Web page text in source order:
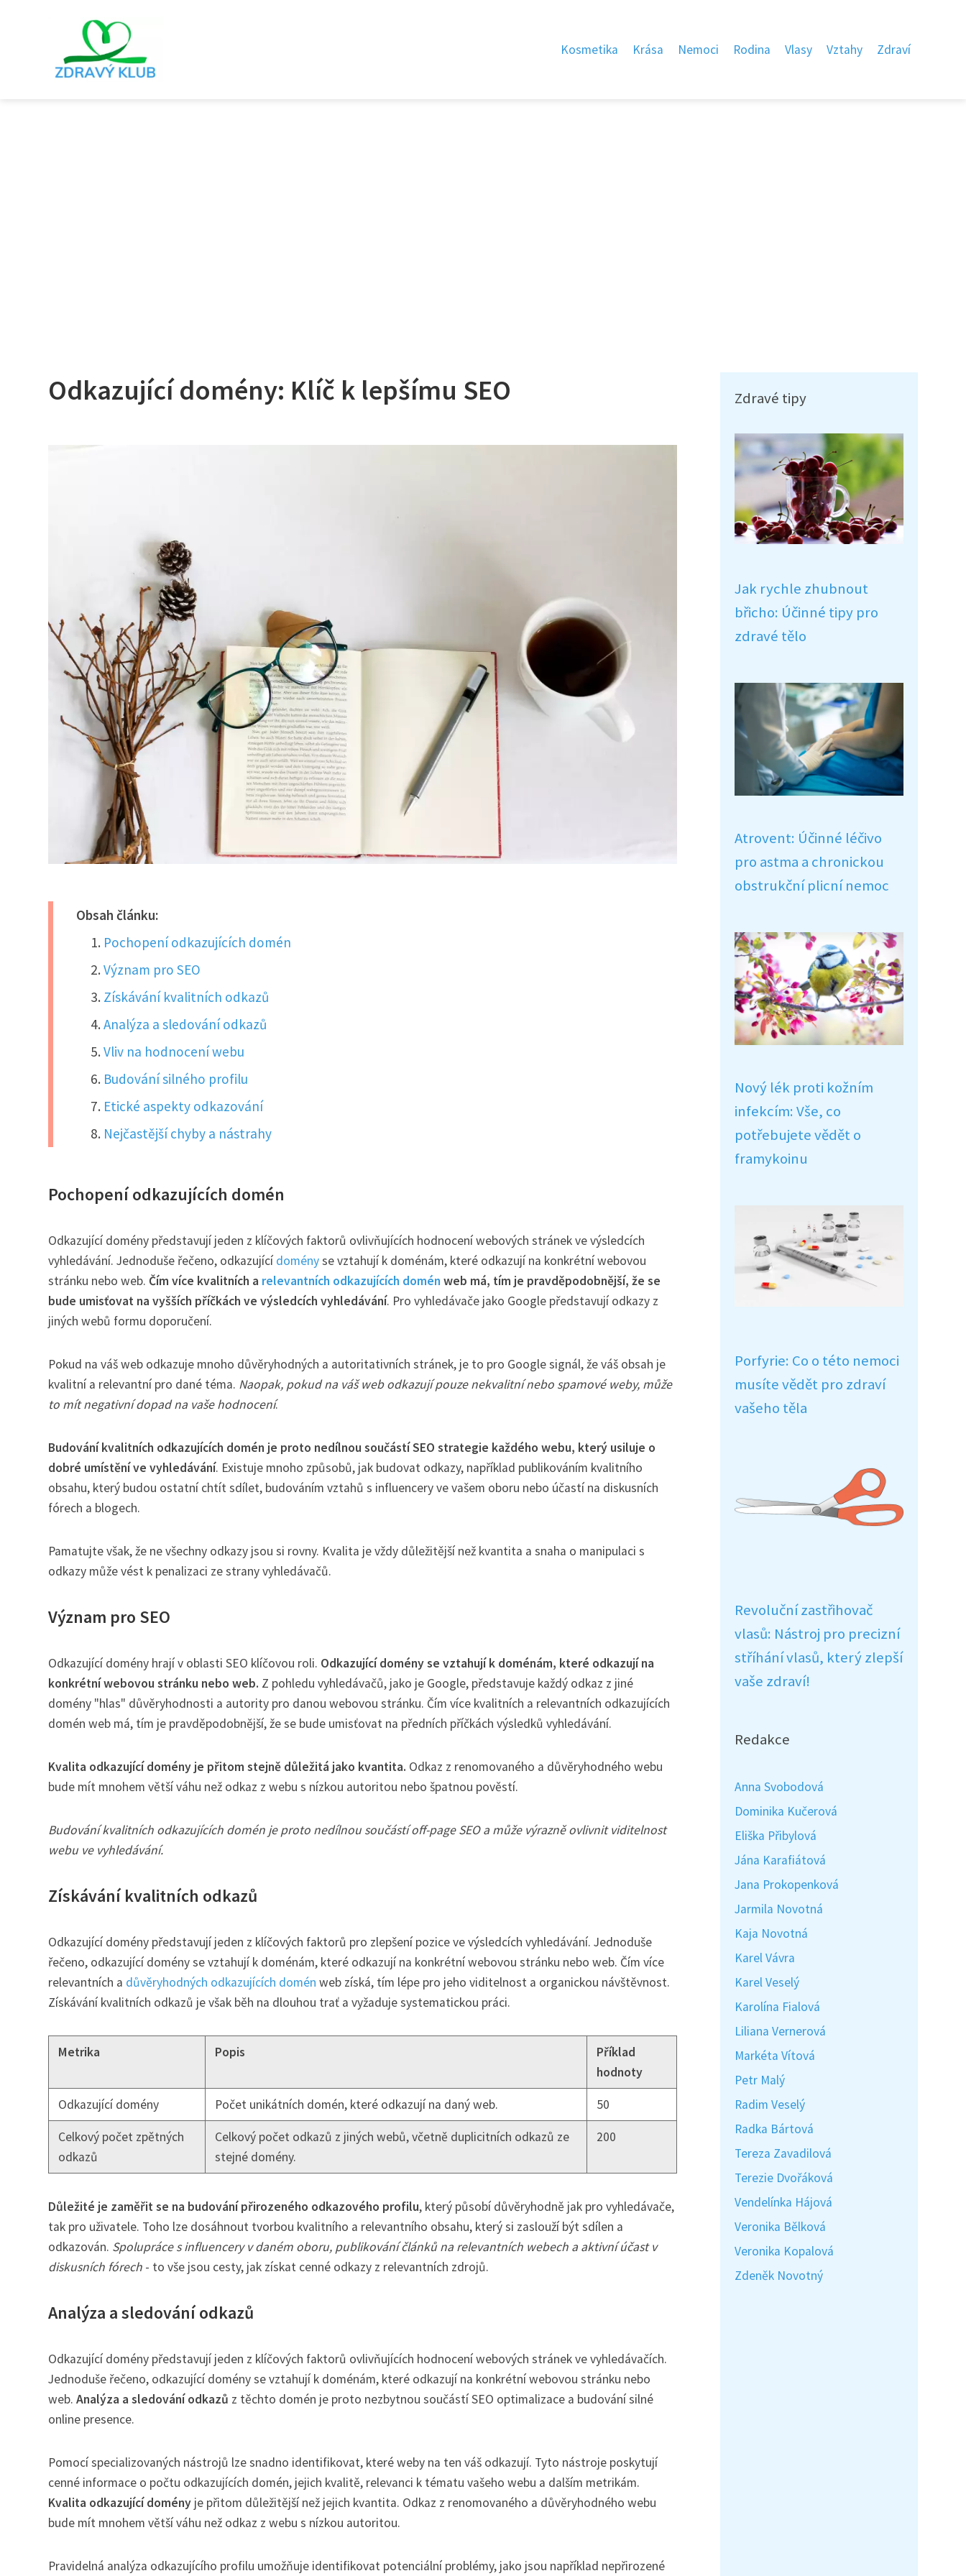
Kosmetika Krása Nemoci Rodina Vlasy Vztahy Zdraví
Odkazující domény: Klíč k lepšímu SEO
Obsah článku:
Pochopení odkazujících domén
Význam pro SEO
Získávání kvalitních odkazů
Analýza a sledování odkazů
Vliv na hodnocení webu
Budování silného profilu
Etické aspekty odkazování
Nejčastější chyby a nástrahy
Pochopení odkazujících domén
Odkazující domény představují jeden z klíčových faktorů ovlivňujících hodnocení webových stránek ve výsledcích
vyhledávání. Jednoduše řečeno, odkazující doményse vztahují k doménám, které odkazují na konkrétní webovou
stránku nebo web. Čím více kvalitních a relevantních odkazujících domén web má, tím je pravděpodobnější, že se
bude umisťovat na vyšších příčkách ve výsledcích vyhledávání. Pro vyhledávače jako Google představují odkazy z
jiných webů formu doporučení.
Pokud na váš web odkazuje mnoho důvěryhodných a autoritativních stránek, je to pro Google signál, že váš obsah je
kvalitní a relevantní pro dané téma. Naopak, pokud na váš web odkazují pouze nekvalitní nebo spamové weby, může
to mít negativní dopad na vaše hodnocení.
Budování kvalitních odkazujících domén je proto nedílnou součástí SEO strategie každého webu, který usiluje o
dobré umístění ve vyhledávání. Existuje mnoho způsobů, jak budovat odkazy, například publikováním kvalitního
obsahu, který budou ostatní chtít sdílet, budováním vztahů s influencery ve vašem oboru nebo účastí na diskusních
fórech a blogech.
Pamatujte však, že ne všechny odkazy jsou si rovny. Kvalita je vždy důležitější než kvantita a snaha o manipulaci s
odkazy může vést k penalizaci ze strany vyhledávačů.
Význam pro SEO
Odkazující domény hrají v oblasti SEO klíčovou roli. Odkazující domény se vztahují k doménám, které odkazují na
konkrétní webovou stránku nebo web. Z pohledu vyhledávačů, jako je Google, představuje každý odkaz z jiné
domény "hlas" důvěryhodnosti a autority pro danou webovou stránku. Čím více kvalitních a relevantních odkazujících
domén web má, tím je pravděpodobnější, že se bude umisťovat na předních příčkách výsledků vyhledávání.
Kvalita odkazující domény je přitom stejně důležitá jako kvantita. Odkaz z renomovaného a důvěryhodného webu
bude mít mnohem větší váhu než odkaz z webu s nízkou autoritou nebo špatnou pověstí.
Budování kvalitních odkazujících domén je proto nedílnou součástí off-page SEO a může výrazně ovlivnit viditelnost
webu ve vyhledávání.
Získávání kvalitních odkazů
Odkazující domény představují jeden z klíčových faktorů pro zlepšení pozice ve výsledcích vyhledávání. Jednoduše
řečeno, odkazující domény se vztahují k doménám, které odkazují na konkrétní webovou stránku nebo web. Čím více
relevantních a důvěryhodných odkazujících domén web získá, tím lépe pro jeho viditelnost a organickou návštěvnost.
Získávání kvalitních odkazů je však běh na dlouhou trať a vyžaduje systematickou práci.
Metrika Popis
Příklad
hodnoty
Odkazující domény Počet unikátních domén, které odkazují na daný web. 50
Celkový počet zpětných
odkazů
Celkový počet odkazů z jiných webů, včetně duplicitních odkazů ze
stejné domény.
200
Důležité je zaměřit se na budování přirozeného odkazového profilu, který působí důvěryhodně jak pro vyhledávače,
tak pro uživatele. Toho lze dosáhnout tvorbou kvalitního a relevantního obsahu, který si zaslouží být sdílen a
odkazován. Spolupráce s influencery v daném oboru, publikování článků na relevantních webech a aktivní účast v
diskusních fórech - to vše jsou cesty, jak získat cenné odkazy z relevantních zdrojů.
Analýza a sledování odkazů
Odkazující domény představují jeden z klíčových faktorů ovlivňujících hodnocení webových stránek ve vyhledávačích.
Jednoduše řečeno, odkazující domény se vztahují k doménám, které odkazují na konkrétní webovou stránku nebo
web. Analýza a sledování odkazů z těchto domén je proto nezbytnou součástí SEO optimalizace a budování silné
online presence.
Pomocí specializovaných nástrojů lze snadno identifikovat, které weby na ten váš odkazují. Tyto nástroje poskytují
cenné informace o počtu odkazujících domén, jejich kvalitě, relevanci k tématu vašeho webu a dalším metrikám.
Kvalita odkazující domény je přitom důležitější než jejich kvantita. Odkaz z renomovaného a důvěryhodného webu
bude mít mnohem větší váhu než odkaz z webu s nízkou autoritou.
Pravidelná analýza odkazujícího profilu umožňuje identifikovat potenciální problémy, jako jsou například nepřirozené
Zdravé tipy
Jak rychle zhubnout
břicho: Účinné tipy pro
zdravé tělo
Atrovent: Účinné léčivo
pro astma a chronickou
obstrukční plicní nemoc
Nový lék proti kožním
infekcím: Vše, co
potřebujete vědět o
framykoinu
Porfyrie: Co o této nemoci
musíte vědět pro zdraví
vašeho těla
Revoluční zastřihovač
vlasů: Nástroj pro precizní
stříhání vlasů, který zlepší
vaše zdraví!
Redakce
Anna Svobodová
Dominika Kučerová
Eliška Přibylová
Jána Karafiátová
Jana Prokopenková
Jarmila Novotná
Kaja Novotná
Karel Vávra
Karel Veselý
Karolína Fialová
Liliana Vernerová
Markéta Vítová
Petr Malý
Radim Veselý
Radka Bártová
Tereza Zavadilová
Terezie Dvořáková
Vendelínka Hájová
Veronika Bělková
Veronika Kopalová
Zdeněk Novotný